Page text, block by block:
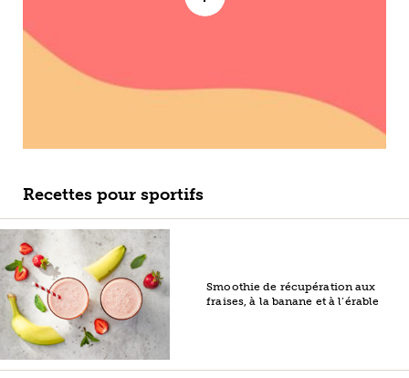
Recettes pour sportifs
Smoothie de récupération aux
fraises, à la banane et à l’érable